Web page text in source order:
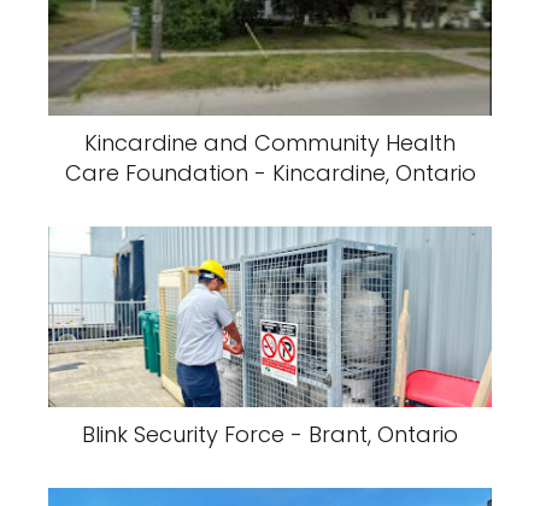
Kincardine and Community Health
Care Foundation - Kincardine, Ontario
Blink Security Force - Brant, Ontario